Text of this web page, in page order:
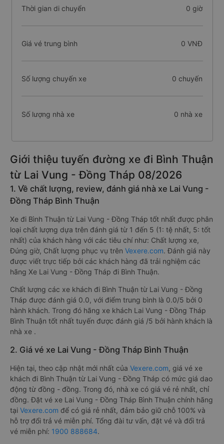
Thời gian di chuyển 0 giờ
Giá vé trung bình 0 VNĐ
Số lượng chuyến xe 0 chuyến
Số lượng nhà xe 0 nhà xe
Giới thiệu tuyến đường xe đi Bình Thuận
từ Lai Vung - Đồng Tháp 08/2026
1. Về chất lượng, review, đánh giá nhà xe Lai Vung -
Đồng Tháp Bình Thuận
Xe đi Bình Thuận từ Lai Vung - Đồng Tháp tốt nhất được phân
loại chất lượng dựa trên đánh giá từ 1 đến 5 (1: tệ nhất, 5: tốt
nhất) của khách hàng với các tiêu chí như: Chất lượng xe,
Đúng giờ, Chất lượng phục vụ trên Vexere.com. Đánh giá này
được viết trực tiếp bởi các khách hàng đã trải nghiệm các
hãng Xe Lai Vung - Đồng Tháp đi Bình Thuận.
Chất lượng các xe khách đi Bình Thuận từ Lai Vung - Đồng
Tháp được đánh giá 0.0, với điểm trung bình là 0.0/5 bởi 0
hành khách. Trong đó hãng xe khách Lai Vung - Đồng Tháp
Bình Thuận tốt nhất tuyến được đánh giá /5 bởi hành khách là
nhà xe .
2. Giá vé xe Lai Vung - Đồng Tháp Bình Thuận
Hiện tại, theo cập nhật mới nhất của Vexere.com, giá vé xe
khách đi Bình Thuận từ Lai Vung - Đồng Tháp có mức giá dao
động từ đồng - đồng. Trong đó, nhà xe có giá vé rẻ nhất, chỉ
đồng. Đặt vé xe Lai Vung - Đồng Tháp Bình Thuận chính hãng
tại Vexere.com để có giá rẻ nhất, đảm bảo giữ chỗ 100% và
hỗ trợ đổi trả vé miễn phí. Tổng đài tư vấn, đặt vé và đổi trả
vé miễn phí: 1900 888684.